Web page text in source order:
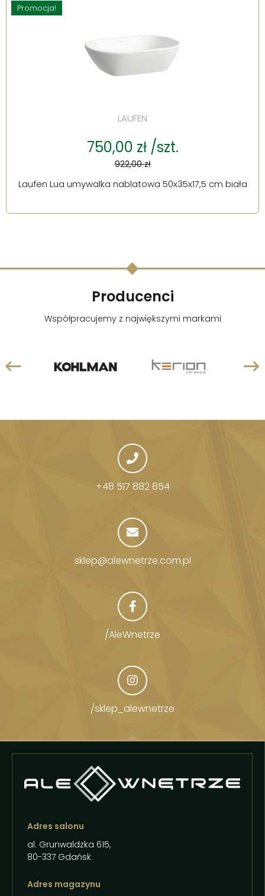
Promocja!
LAUFEN
750,00 zł /szt.
922,00 zł
Laufen Lua umywalka nablatowa 50x35x17,5 cm biała
Producenci
Współpracujemy z największymi markami
+48 517 882 854
sklep@alewnetrze.com.pl
/AleWnetrze
/sklep_alewnetrze
Adres salonu
al. Grunwaldzka 615,
80-337 Gdańsk
Adres magazynu